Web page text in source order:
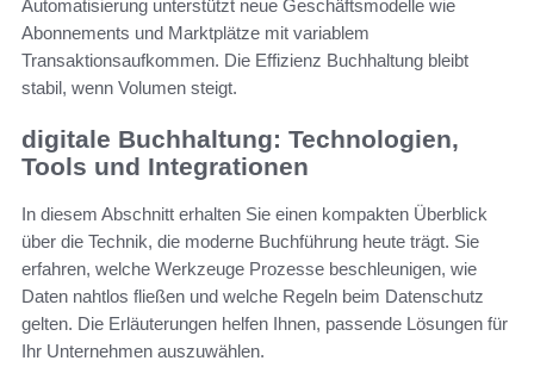
Automatisierung unterstützt neue Geschäftsmodelle wie
Abonnements und Marktplätze mit variablem
Transaktionsaufkommen. Die Effizienz Buchhaltung bleibt
stabil, wenn Volumen steigt.
digitale Buchhaltung: Technologien,
Tools und Integrationen
In diesem Abschnitt erhalten Sie einen kompakten Überblick
über die Technik, die moderne Buchführung heute trägt. Sie
erfahren, welche Werkzeuge Prozesse beschleunigen, wie
Daten nahtlos fließen und welche Regeln beim Datenschutz
gelten. Die Erläuterungen helfen Ihnen, passende Lösungen für
Ihr Unternehmen auszuwählen.